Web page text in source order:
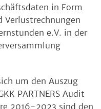
in Form
Verlustrechnungen
e.V. in der
um den Auszug
PARTNERS Audit
2016-2023 sind den